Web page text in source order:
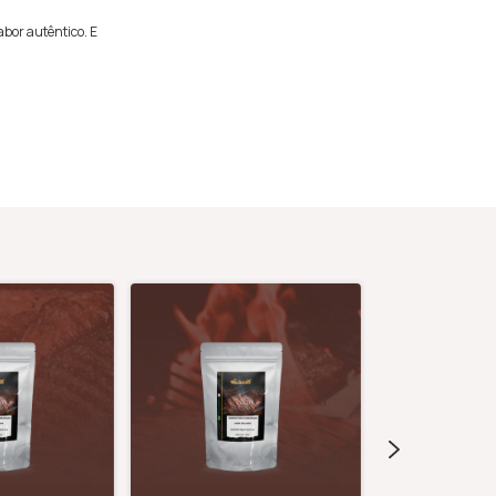
autêntico. E